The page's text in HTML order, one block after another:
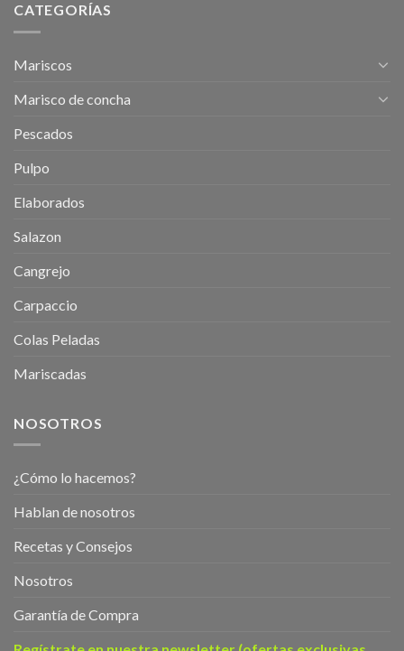
CATEGORÍAS
Mariscos
Marisco de concha
Pescados
Pulpo
Elaborados
Salazon
Cangrejo
Carpaccio
Colas Peladas
Mariscadas
NOSOTROS
¿Cómo lo hacemos?
Hablan de nosotros
Recetas y Consejos
Nosotros
Garantía de Compra